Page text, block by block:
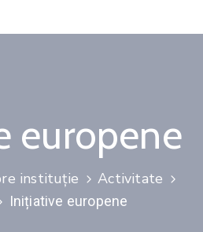
europene
instituție
Activitate
Inițiative europene